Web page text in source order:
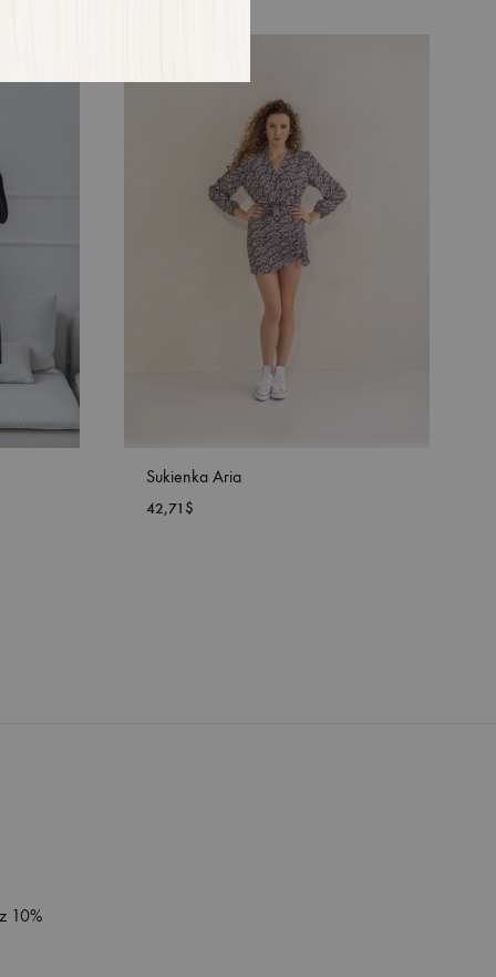
Sukienka Aria
42,71 $
10%